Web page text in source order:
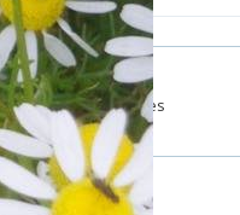
gramme
sachet : 1000 graines